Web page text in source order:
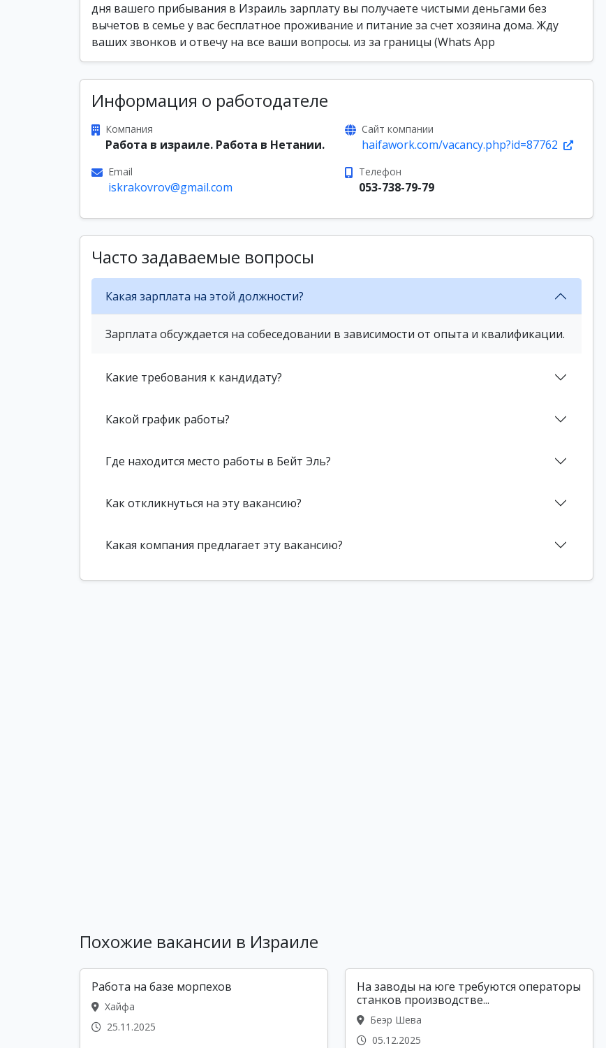
дня вашего прибывания в Израиль зарплату вы получаете чистыми деньгами без
вычетов в семье у вас бесплатное проживание и питание за счет хозяина дома. Жду
ваших звонков и отвечу на все ваши вопросы. из за границы (Whats App
Информация о работодателе
Компания
Работа в израиле. Работа в Нетании.
Сайт компании
haifawork.com/vacancy.php?id=87762
Email
iskrakovrov@gmail.com
Телефон
053-738-79-79
Часто задаваемые вопросы
Какая зарплата на этой должности?
Зарплата обсуждается на собеседовании в зависимости от опыта и квалификации.
Какие требования к кандидату?
Какой график работы?
Где находится место работы в Бейт Эль?
Как откликнуться на эту вакансию?
Какая компания предлагает эту вакансию?
Похожие вакансии в Израиле
Работа на базе морпехов
Хайфа
25.11.2025
На заводы на юге требуются операторы
станков производстве...
Беэр Шева
05.12.2025